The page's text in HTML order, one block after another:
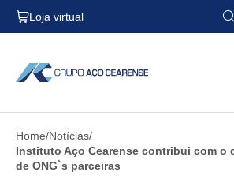
Loja virtual
Home Notícias
Instituto Aço Cearense contribui com o
de ONG`s parceiras